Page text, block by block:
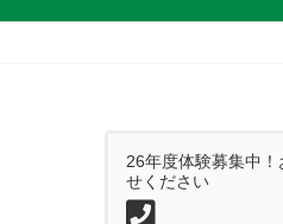
26年度体験募集中
せください